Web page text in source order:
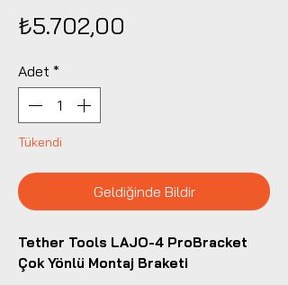
₺5.702,00
Adet *
Tükendi
Geldiğinde Bildir
Tether Tools LAJO-4 ProBracket
Çok Yönlü Montaj Braketi